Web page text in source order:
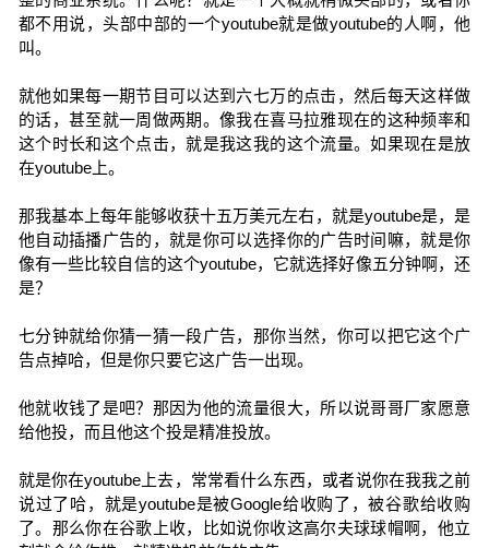
都不用说，头部中部的一个youtube就是做youtube的人啊，他
叫。
就他如果每一期节目可以达到六七万的点击，然后每天这样做
的话，甚至就一周做两期。像我在喜马拉雅现在的这种频率和
这个时长和这个点击，就是我这我的这个流量。如果现在是放
在youtube上。
那我基本上每年能够收获十五万美元左右，就是youtube是，是
他自动插播广告的，就是你可以选择你的广告时间嘛，就是你
像有一些比较自信的这个youtube，它就选择好像五分钟啊，还
是？
七分钟就给你猜一猜一段广告，那你当然，你可以把它这个广
告点掉哈，但是你只要它这广告一出现。
他就收钱了是吧？那因为他的流量很大，所以说哥哥厂家愿意
给他投，而且他这个投是精准投放。
就是你在youtube上去，常常看什么东西，或者说你在我我之前
说过了哈，就是youtube是被Google给收购了，被谷歌给收购
了。那么你在谷歌上收，比如说你收这高尔夫球球帽啊，他立